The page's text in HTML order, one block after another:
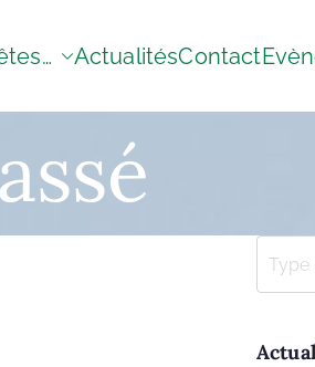
ActualitésContact